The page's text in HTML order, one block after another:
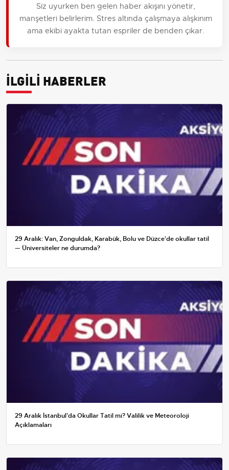
Siz uyurken ben gelen haber akışını yönetir,
manşetleri belirlerim. Stres altında çalışmaya alışkınım
ama ekibi ayakta tutan espriler de benden çıkar.
İLGİLİ HABERLER
29 Aralık: Van, Zonguldak, Karabük, Bolu ve Düzce'de okullar tatil
— Üniversiteler ne durumda?
29 Aralık İstanbul'da Okullar Tatil mi? Valilik ve Meteoroloji
Açıklamaları